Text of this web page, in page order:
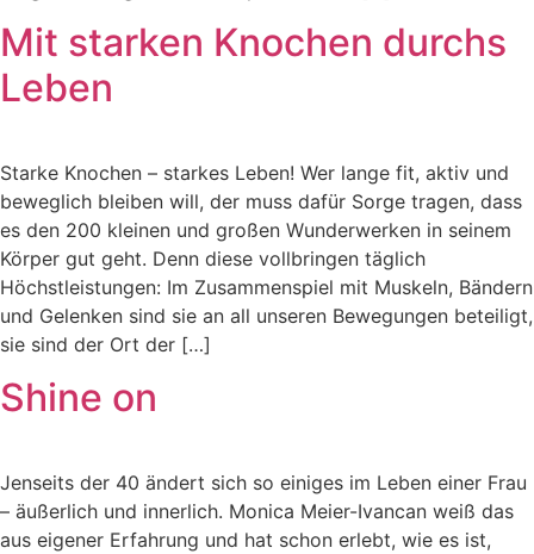
Mit starken Knochen durchs
Leben
Starke Knochen – starkes Leben! Wer lange fit, aktiv und
beweglich bleiben will, der muss dafür Sorge tragen, dass
es den 200 kleinen und großen Wunderwerken in seinem
Körper gut geht. Denn diese vollbringen täglich
Höchstleistungen: Im Zusammenspiel mit Muskeln, Bändern
und Gelenken sind sie an all unseren Bewegungen beteiligt,
sie sind der Ort der […]
Shine on
Jenseits der 40 ändert sich so einiges im Leben einer Frau
– äußerlich und innerlich. Monica Meier-Ivancan weiß das
aus eigener Erfahrung und hat schon erlebt, wie es ist,